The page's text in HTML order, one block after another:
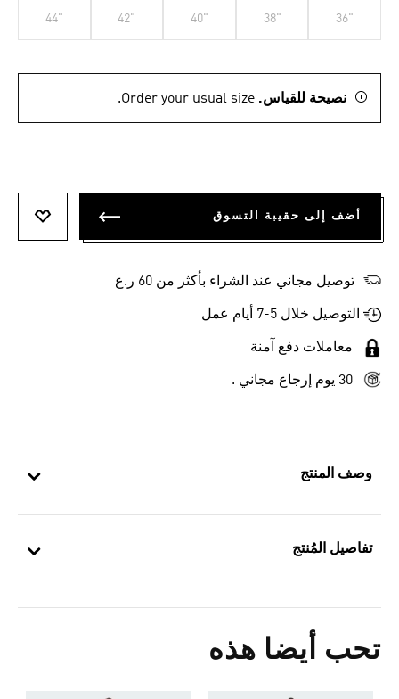
وصف المنتج
تفاصيل المُنتج
تحب أيضا هذه
36"
38"
40"
42"
44"
نصيحة للقياس. Order your usual size.
أضف إلى حقيبة التسوق
توصيل مجاني عند الشراء بأكثر من 60 ر.ع
التوصيل خلال 5-7 أيام عمل
معاملات دفع آمنة